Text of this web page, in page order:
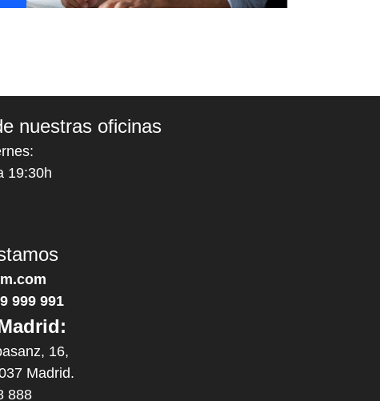
nuestras oficinas
19:30h
999 991
16,
Madrid.
888